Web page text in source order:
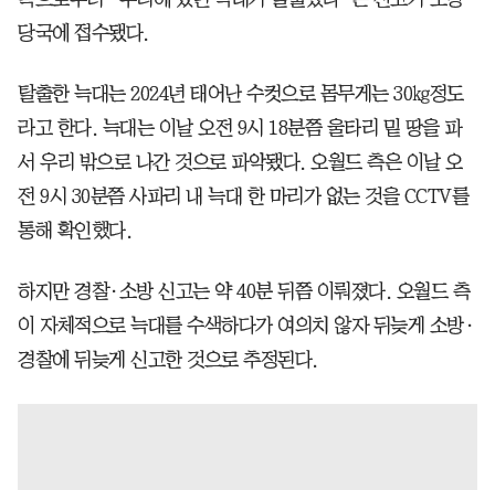
당국에 접수됐다.
탈출한 늑대는 2024년 태어난 수컷으로 몸무게는 30㎏정도
라고 한다. 늑대는 이날 오전 9시 18분쯤 울타리 밑 땅을 파
서 우리 밖으로 나간 것으로 파악됐다. 오월드 측은 이날 오
전 9시 30분쯤 사파리 내 늑대 한 마리가 없는 것을 CCTV를
통해 확인했다.
하지만 경찰·소방 신고는 약 40분 뒤쯤 이뤄졌다. 오월드 측
이 자체적으로 늑대를 수색하다가 여의치 않자 뒤늦게 소방·
경찰에 뒤늦게 신고한 것으로 추정된다.